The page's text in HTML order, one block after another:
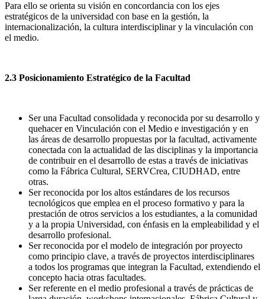
Para ello se orienta su visión en concordancia con los ejes
estratégicos de la universidad con base en la gestión, la
internacionalización, la cultura interdisciplinar y la vinculación con
el medio.
2.3 Posicionamiento Estratégico de la Facultad
Ser una Facultad consolidada y reconocida por su desarrollo y
quehacer en Vinculación con el Medio e investigación y en
las áreas de desarrollo propuestas por la facultad, activamente
conectada con la actualidad de las disciplinas y la importancia
de contribuir en el desarrollo de estas a través de iniciativas
como la Fábrica Cultural, SERVCrea, CIUDHAD, entre
otras.
Ser reconocida por los altos estándares de los recursos
tecnológicos que emplea en el proceso formativo y para la
prestación de otros servicios a los estudiantes, a la comunidad
y a la propia Universidad, con énfasis en la empleabilidad y el
desarrollo profesional.
Ser reconocida por el modelo de integración por proyecto
como principio clave, a través de proyectos interdisciplinares
a todos los programas que integran la Facultad, extendiendo el
concepto hacia otras facultades.
Ser referente en el medio profesional a través de prácticas de